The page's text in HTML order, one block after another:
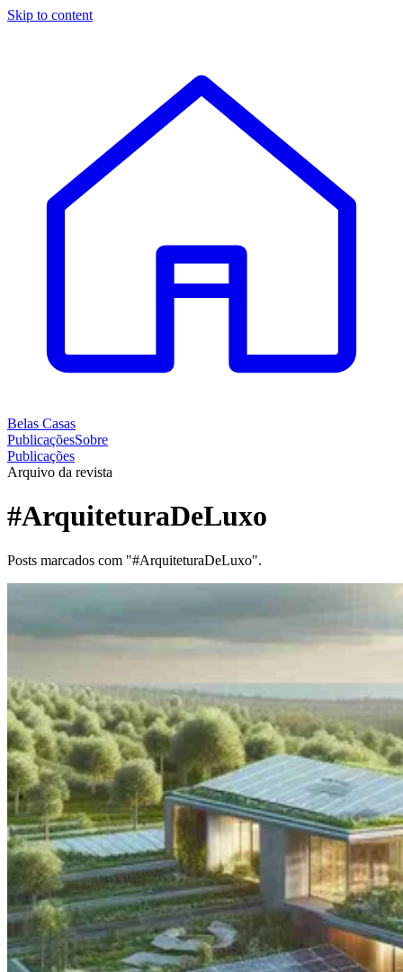
Skip to content
Belas Casas
PublicaçõesSobre
Publicações
Arquivo da revista
#ArquiteturaDeLuxo
Posts marcados com "#ArquiteturaDeLuxo".